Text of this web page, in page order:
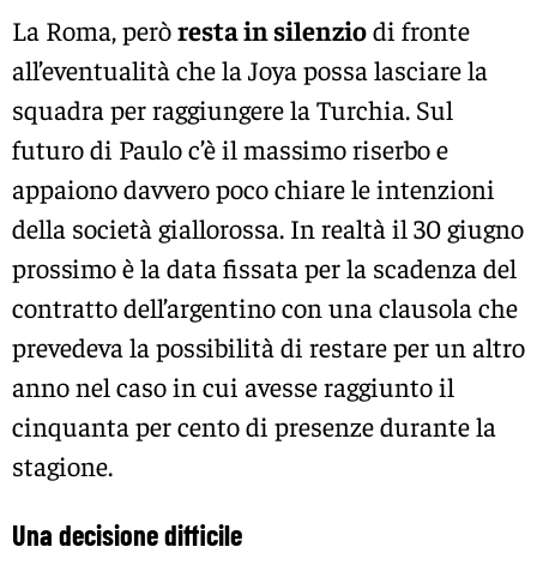
La Roma, peròresta in silenziodi fronte
all’eventualità che la Joya possa lasciare la
squadra per raggiungere la Turchia. Sul
futuro di Paulo c’è il massimo riserbo e
appaiono davvero poco chiare le intenzioni
della società giallorossa. In realtà il 30 giugno
prossimo è la data fissata per la scadenza del
contratto dell’argentino con una clausola che
prevedeva la possibilità di restare per un altro
anno nel caso in cui avesse raggiunto il
cinquanta per cento di presenze durante la
stagione.
Una decisione difficile